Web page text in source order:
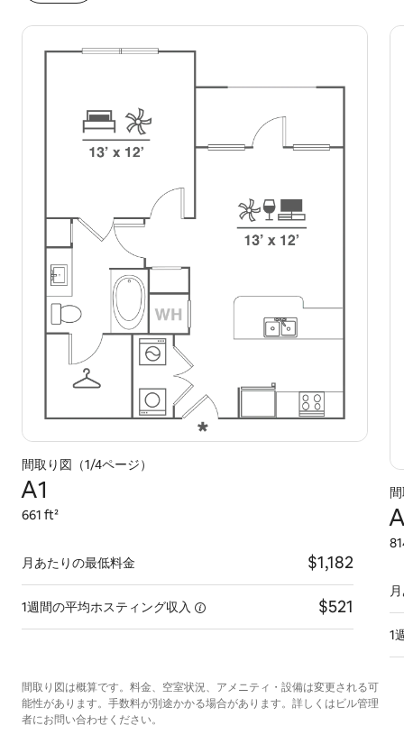
間取り図（1/4ページ）
A1
661 ft²
月あたりの最低料金 $1,182
1週間の平均ホスティング収入 $521
1
間取り図は概算です。料金、空室状況、アメニティ・設備は変更される可
能性があります。手数料が別途かかる場合があります。詳しくはビル管理
者にお問い合わせください。